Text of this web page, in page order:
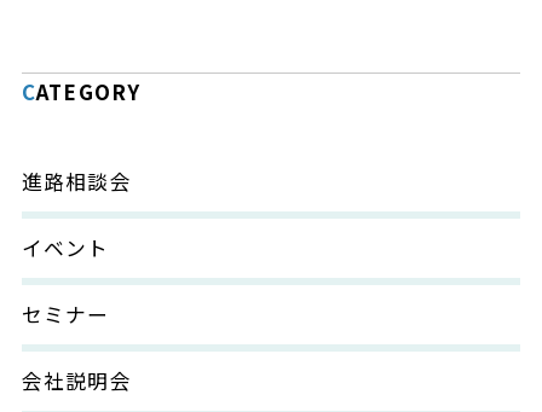
CATEGORY
進路相談会
イベント
セミナー
会社説明会